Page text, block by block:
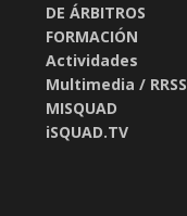
DE ÁRBITROS
FORMACIÓN
Actividades
Multimedia / RRSS
MISQUAD
iSQUAD.TV